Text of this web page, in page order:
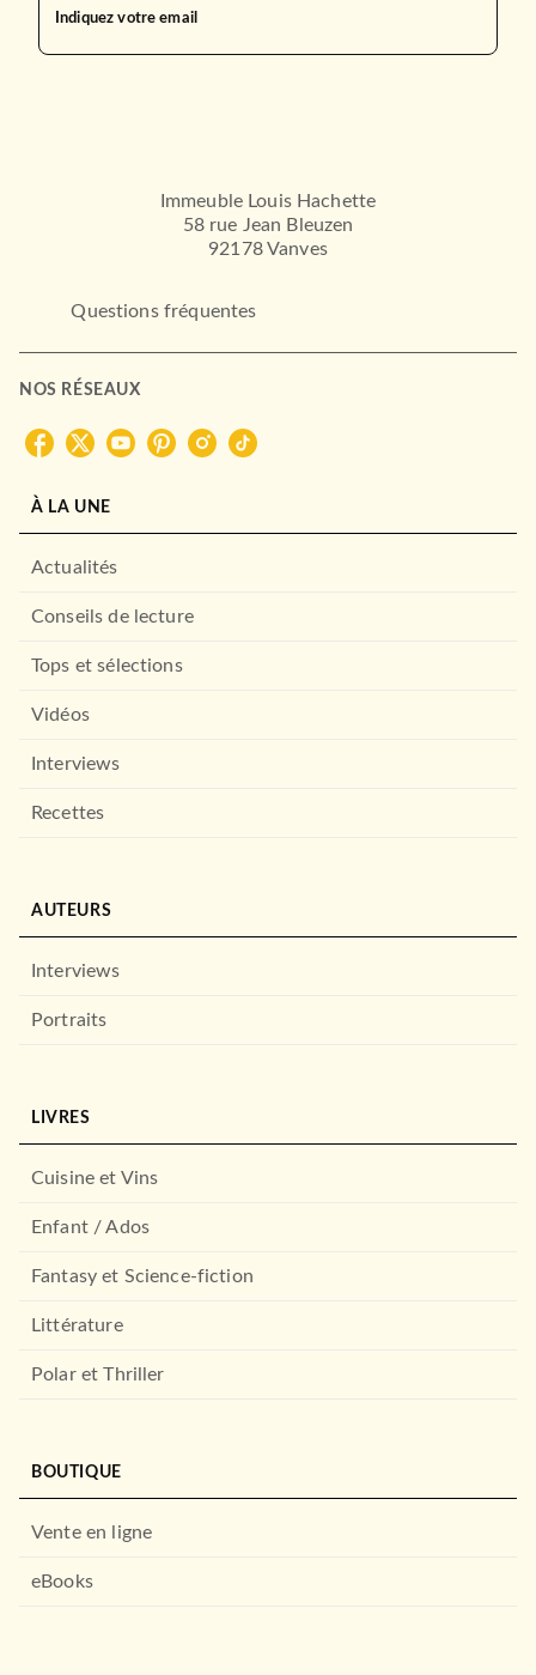
Indiquez votre email
Immeuble Louis Hachette
58 rue Jean Bleuzen
92178 Vanves
Questions fréquentes
NOS RÉSEAUX
À LA UNE
Actualités
Conseils de lecture
Tops et sélections
Vidéos
Interviews
Recettes
AUTEURS
Interviews
Portraits
LIVRES
Cuisine et Vins
Enfant / Ados
Fantasy et Science-fiction
Littérature
Polar et Thriller
BOUTIQUE
Vente en ligne
eBooks